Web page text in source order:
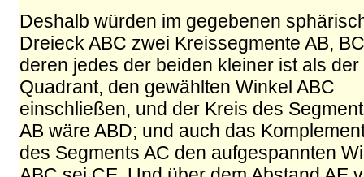
Deshalb würden im gegebenen
Dreieck ABC zwei Kreissegmente AB,
deren jedes der beiden kleiner ist als der
Quadrant, den gewählten Winkel ABC
einschließen, und der Kreis des
AB wäre ABD; und auch das
des Segments AC den aufgespannten